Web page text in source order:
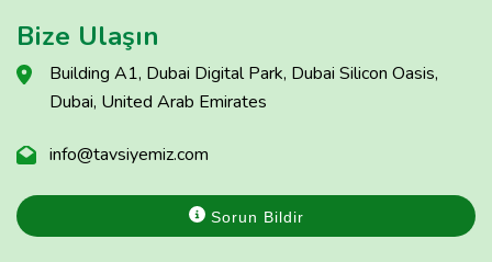
Bize Ulaşın
Building A1, Dubai Digital Park, Dubai Silicon Oasis,
Dubai, United Arab Emirates
info@tavsiyemiz.com
Sorun Bildir